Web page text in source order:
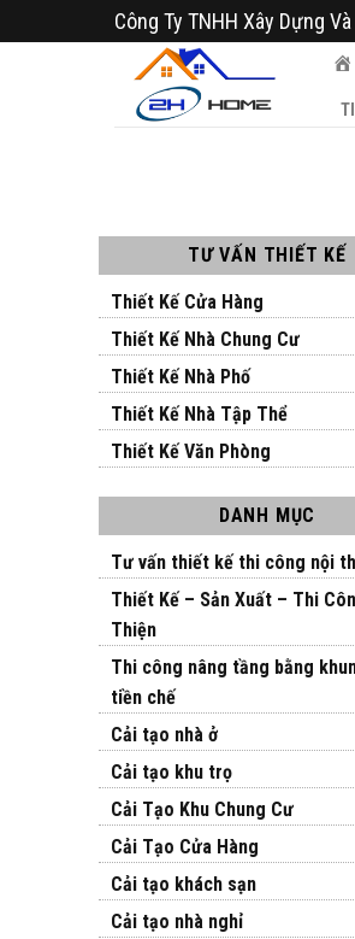
qua
Công Ty TNHH Xây Dựng
TƯ VẤN THIẾT KẾ
Thiết Kế Cửa Hàng
Thiết Kế Nhà Chung Cư
Thiết Kế Nhà Phố
Thiết Kế Nhà Tập Thể
Thiết Kế Văn Phòng
DANH MỤC
Tư vấn thiết kế thi công nội
Thiết Kế – Sản Xuất – Thi
Thiện
Thi công nâng tầng bằng
tiền chế
Cải tạo nhà ở
Cải tạo khu trọ
Cải Tạo Khu Chung Cư
Cải Tạo Cửa Hàng
Cải tạo khách sạn
Cải tạo nhà nghỉ